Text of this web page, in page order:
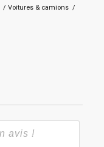
/ Voitures & camions /